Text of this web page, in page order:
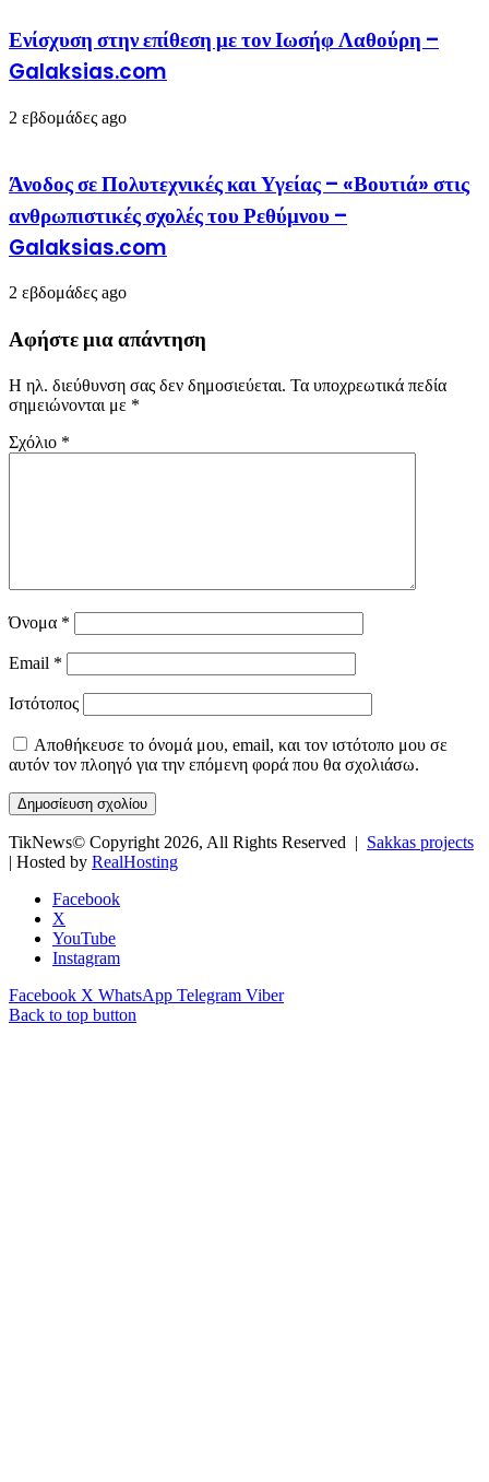
Ενίσχυση στην επίθεση με τον Ιωσήφ Λαθούρη –
Galaksias.com
2 εβδομάδες ago
Άνοδος σε Πολυτεχνικές και Υγείας – «Βουτιά» στις
ανθρωπιστικές σχολές του Ρεθύμνου –
Galaksias.com
2 εβδομάδες ago
Αφήστε μια απάντηση
Η ηλ. διεύθυνση σας δεν δημοσιεύεται. Τα υποχρεωτικά πεδία
σημειώνονται με *
Σχόλιο *
Όνομα *
Email *
Ιστότοπος
Αποθήκευσε το όνομά μου, email, και τον ιστότοπο μου σε
αυτόν τον πλοηγό για την επόμενη φορά που θα σχολιάσω.
TikNews© Copyright 2026, All Rights Reserved | Sakkas projects
| Hosted by RealHosting
Facebook
X
YouTube
Instagram
Facebook X WhatsApp Telegram Viber
Back to top button